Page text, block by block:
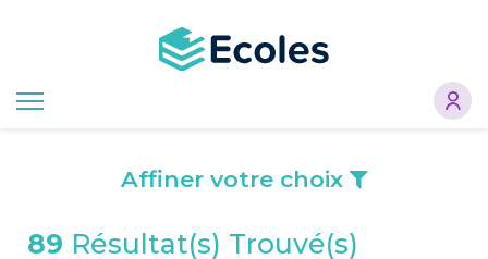
principal
Affiner votre choix
89 Résultat(s) Trouvé(s)